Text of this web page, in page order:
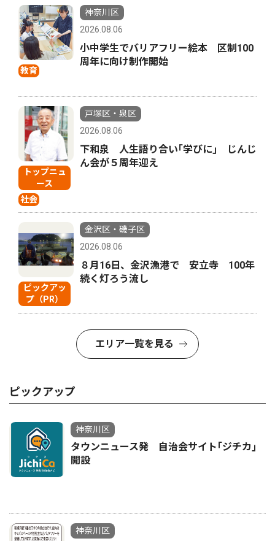
教育
神奈川区
2026.08.06
小中学生でバリアフリー絵本 区制100
周年に向け制作開始
トップニュ
ース
社会
戸塚区・泉区
2026.08.06
下和泉 人生語り合い｢学びに｣ じんじ
ん会が５周年迎え
ピックアッ
プ（PR）
金沢区・磯子区
2026.08.06
８月16日、金沢漁港で 安立寺 100年
続く灯ろう流し
エリア一覧を見る
ピックアップ
神奈川区
タウンニュース発 自治会サイト｢ジチカ｣
開設
神奈川区